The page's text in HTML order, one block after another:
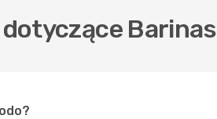
Barinas